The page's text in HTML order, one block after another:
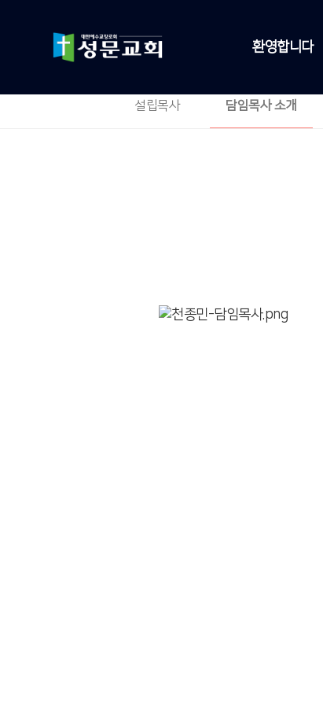
환영합니다
설립목사 담임목사 소개